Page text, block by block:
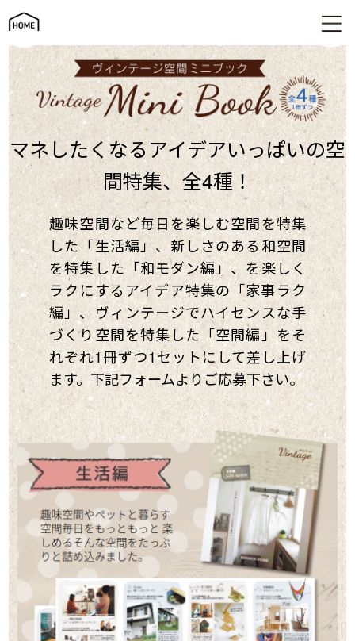
家づくりに役立つミニ冊子プレゼント
マネしたくなるアイデアいっぱいの空
間特集、全4種！
趣味空間など毎日を楽しむ空間を特集
した「生活編」、新しさのある和空間
を特集した「和モダン編」、を楽しく
ラクにするアイデア特集の「家事ラク
編」、ヴィンテージでハイセンスな手
づくり空間を特集した「空間編」をそ
れぞれ1冊ずつ1セットにして差し上げ
ます。下記フォームよりご応募下さい。